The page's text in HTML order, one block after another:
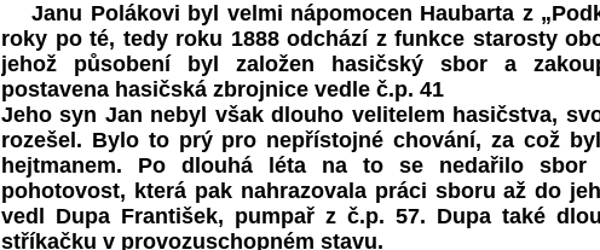
Janu Polákovi byl velmi nápomocen Haubarta z
roky po té, tedy roku 1888 odchází z funkce starosty
jehož působení byl založen hasičský sbor a
postavena hasičská zbrojnice vedle č.p. 41
Jeho syn Jan nebyl však dlouho velitelem hasičstva,
rozešel. Bylo to prý pro nepřístojné chování, za což
hejtmanem. Po dlouhá léta na to se nedařilo sbor
pohotovost, která pak nahrazovala práci sboru až do
vedl Dupa František, pumpař z č.p. 57. Dupa také
stříkačku v provozuschopném stavu.